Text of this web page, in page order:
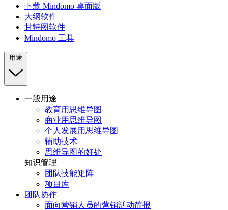
下载 Mindomo 桌面版
大纲软件
甘特图软件
Mindomo 工具
用途
一般用途
教育用思维导图
商业用思维导图
个人发展用思维导图
辅助技术
思维导图的好处
知识管理
团队技能矩阵
项目库
团队协作
面向营销人员的营销活动简报